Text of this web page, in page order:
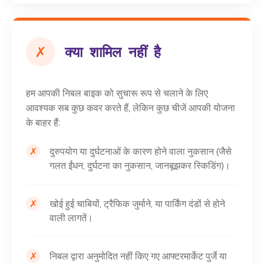
✗ क्या शामिल नहीं है
हम आपकी निबल बाइक को सुचारू रूप से चलाने के लिए
आवश्यक सब कुछ कवर करते हैं, लेकिन कुछ चीजें आपकी योजना
के बाहर हैं:
✗
दुरुपयोग या दुर्घटनाओं के कारण होने वाला नुकसान (जैसे
गलत ईंधन, दुर्घटना का नुकसान, जानबूझकर स्किडिंग)।
✗
खोई हुई चाबियों, ट्रैफिक जुर्माने, या पार्किंग दंडों से होने
वाली लागतें।
✗
निबल द्वारा अनुमोदित नहीं किए गए आफ्टरमार्केट पुर्जे या